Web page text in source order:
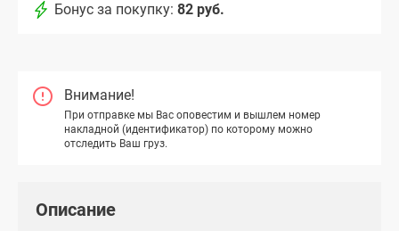
Бонус за покупку: 82 руб.
Внимание!
При отправке мы Вас оповестим и вышлем номер
накладной (идентификатор) по которому можно
отследить Ваш груз.
Описание